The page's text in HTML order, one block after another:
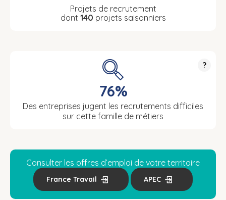
Projets de recrutement
dont 140 projets saisonniers
?
76%
Des entreprises jugent les recrutements difficiles
sur cette famille de métiers
Consulter les offres d’emploi de votre territoire
France Travail APEC